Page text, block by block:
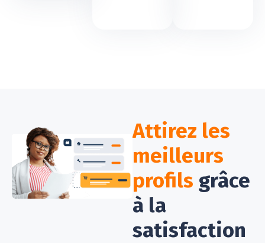
Attirez les
meilleurs
profils grâce
à la
satisfaction